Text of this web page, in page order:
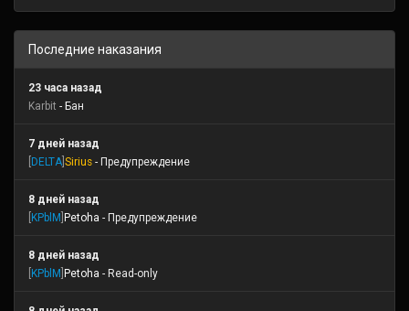
Последние наказания
23 часа назад
Karbit - Бан
7 дней назад
DELTA Sirius - Предупреждение
8 дней назад
KPblM Petoha - Предупреждение
8 дней назад
KPblM Petoha - Read-only